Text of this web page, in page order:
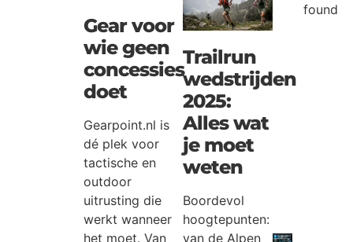
Gear voor
wie geen
concessies
doet
Gearpoint.nl is
dé plek voor
tactische en
outdoor
uitrusting die
werkt wanneer
het moet. Van
Trailrun
wedstrijden
2025:
Alles wat
je moet
weten
Boordevol
hoogtepunten:
van de Alpen
found